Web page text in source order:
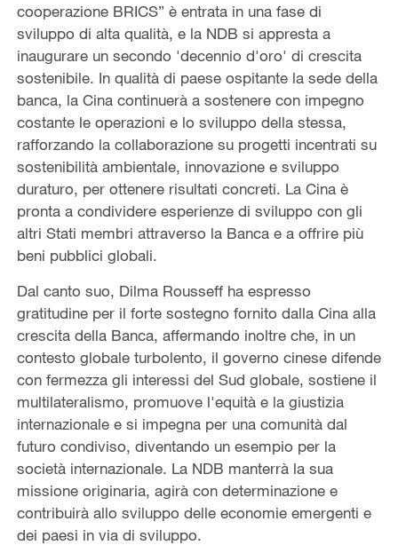
cooperazione BRICS” è entrata in una fase di
sviluppo di alta qualità, e la NDB si appresta a
inaugurare un secondo 'decennio d'oro' di crescita
sostenibile. In qualità di paese ospitante la sede della
banca, la Cina continuerà a sostenere con impegno
costante le operazioni e lo sviluppo della stessa,
rafforzando la collaborazione su progetti incentrati su
sostenibilità ambientale, innovazione e sviluppo
duraturo, per ottenere risultati concreti. La Cina è
pronta a condividere esperienze di sviluppo con gli
altri Stati membri attraverso la Banca e a offrire più
beni pubblici globali.
Dal canto suo, Dilma Rousseff ha espresso
gratitudine per il forte sostegno fornito dalla Cina alla
crescita della Banca, affermando inoltre che, in un
contesto globale turbolento, il governo cinese difende
con fermezza gli interessi del Sud globale, sostiene il
multilateralismo, promuove l'equità e la giustizia
internazionale e si impegna per una comunità dal
futuro condiviso, diventando un esempio per la
società internazionale. La NDB manterrà la sua
missione originaria, agirà con determinazione e
contribuirà allo sviluppo delle economie emergenti e
dei paesi in via di sviluppo.